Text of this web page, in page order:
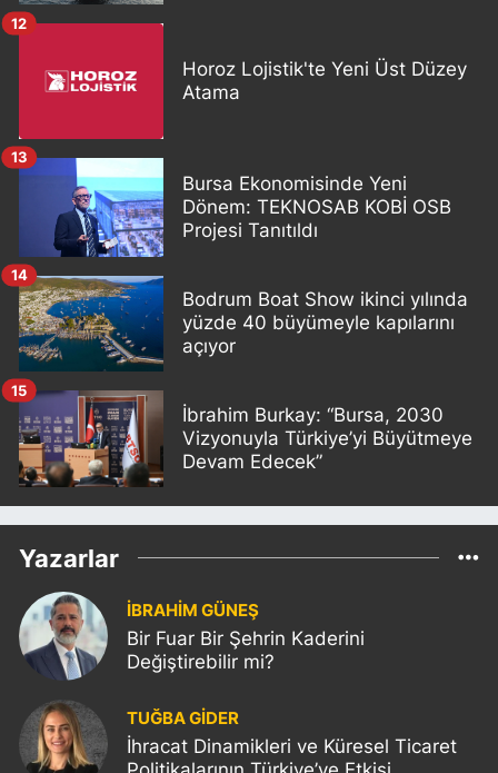
Horoz Lojistik'te Yeni Üst Düzey
Atama
12
Bursa Ekonomisinde Yeni
Dönem: TEKNOSAB KOBİ OSB
Projesi Tanıtıldı
13
Bodrum Boat Show ikinci yılında
yüzde 40 büyümeyle kapılarını
açıyor
14
İbrahim Burkay: “Bursa, 2030
Vizyonuyla Türkiye’yi Büyütmeye
Devam Edecek”
15
Yazarlar
İBRAHİM GÜNEŞ
Bir Fuar Bir Şehrin Kaderini
Değiştirebilir mi?
TUĞBA GİDER
İhracat Dinamikleri ve Küresel Ticaret